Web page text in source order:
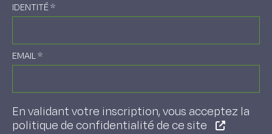
IDENTITÉ*
EMAIL*
En validant votre inscription, vous acceptez la
politique de confidentialité de ce site